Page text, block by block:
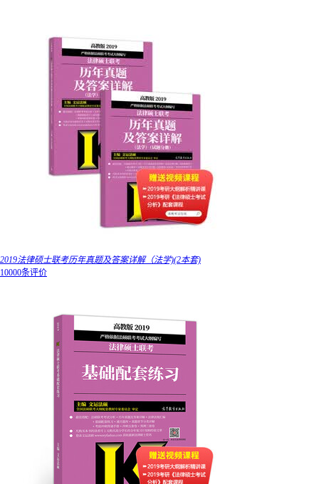
2019法律硕士联考历年真题及答案详解（法学)(2本套)
10000条评价